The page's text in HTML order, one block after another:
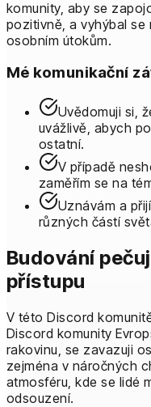
komunity, aby se
pozitivně, a vyhýbal se
osobním útokům.
Mé komunikační
Uvědomuji si,
uvážlivě, abych
ostatní.
V případě
zaměřím se na
Uznávám a
různých částí
Budování
přístupu
V této Discord
Discord komunity
rakovinu, se zavazuji
zejména v náročných
atmosféru, kde se lidé
odsouzení.